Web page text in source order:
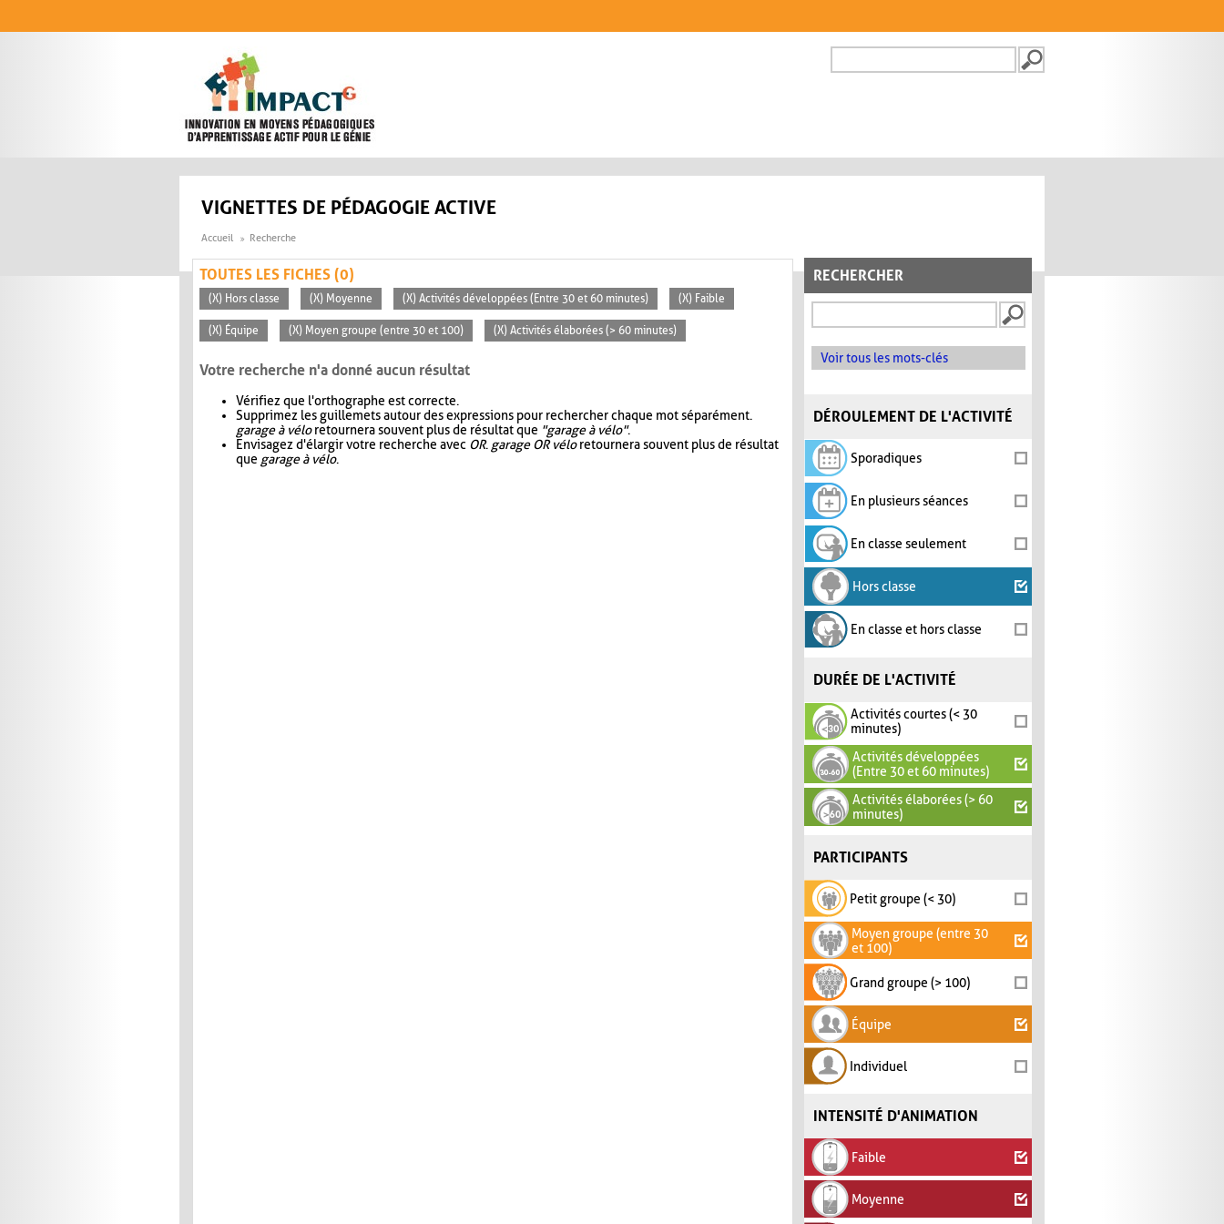
FORMULAIRE DE
VIGNETTES DE PÉDAGOGIE ACTIVE
Accueil Recherche
RECHERCHER
Voir tous les mots-clés
DÉROULEMENT DE L'ACTIVITÉ
Sporadiques
En plusieurs séances
En classe seulement
Hors classe
En classe et hors classe
DURÉE DE L'ACTIVITÉ
Activités courtes (< 30
minutes)
Activités développées
(Entre 30 et 60 minutes)
Activités élaborées (> 60
minutes)
PARTICIPANTS
Petit groupe (< 30)
Moyen groupe (entre 30
et 100)
Grand groupe (> 100)
Équipe
Individuel
INTENSITÉ D'ANIMATION
Faible
Moyenne
TOUTES LES FICHES (0)
(X) Hors classe (X) Moyenne (X) Activités développées (Entre 30 et 60 minutes) (X) Faible
(X) Équipe (X) Moyen groupe (entre 30 et 100) (X) Activités élaborées (> 60 minutes)
Votre recherche n'a donné aucun résultat
Vérifiez que l'orthographe est correcte.
Supprimez les guillemets autour des expressions pour rechercher chaque mot séparément.
garage à véloretournera souvent plus de résultat que "garage à vélo".
Envisagez d'élargir votre recherche avec OR. garage OR véloretournera souvent plus de résultat
que garage à vélo.